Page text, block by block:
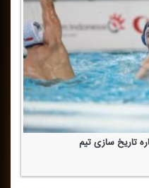
تاریخ سازی تیم